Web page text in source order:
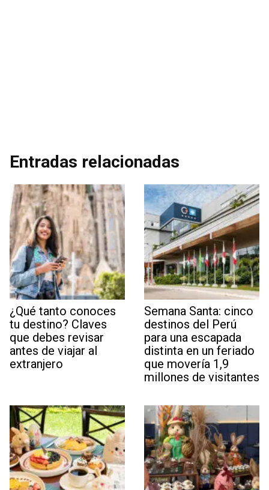
Entradas relacionadas
¿Qué tanto conoces
tu destino? Claves
que debes revisar
antes de viajar al
extranjero
Semana Santa: cinco
destinos del Perú
para una escapada
distinta en un feriado
que movería 1,9
millones de visitantes